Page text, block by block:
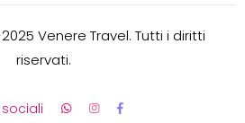
Venere Travel. Tutti i diritti
riservati.
sociali